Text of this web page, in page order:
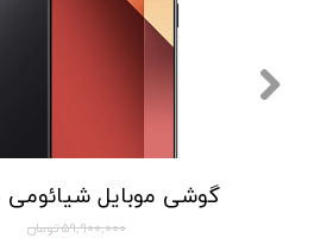
گوشی موبایل شیائومی مدل Poco X4 Pro 5G دو سیم کارت ظرفیت 256 گیگابایت و رم 8 گیگابایت